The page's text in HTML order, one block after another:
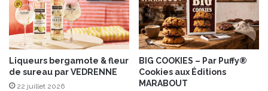
b
e
u
r
r
e
e
c
o
u
r
g
Liqueurs bergamote & fleur
de sureau par VEDRENNE
22 juillet 2026
BIG COOKIES – Par Puffy®
Cookies aux Éditions
MARABOUT